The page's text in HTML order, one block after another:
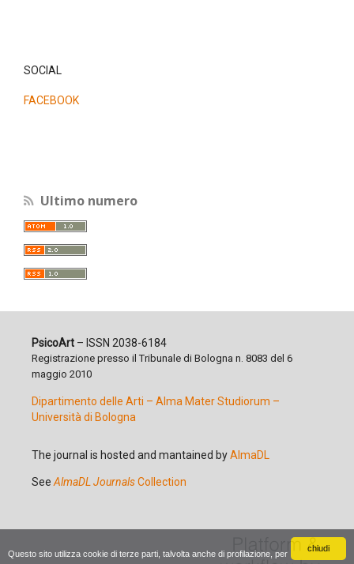
chiudi
Questo sito utilizza cookie di terze parti, talvolta anche di profilazione, per
SOCIAL
FACEBOOK
Ultimo numero
PsicoArt– ISSN 2038-6184
Registrazione presso il Tribunale di Bologna n. 8083 del 6
maggio 2010
Dipartimento delle Arti – Alma Mater Studiorum –
Università di Bologna
The journal is hosted and mantained byAlmaDL
See AlmaDL JournalsCollection